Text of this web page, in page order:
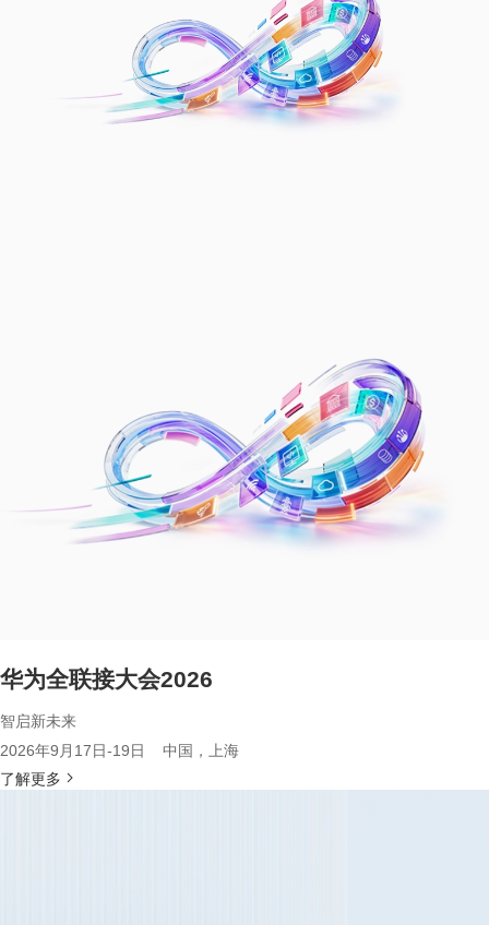
华为全联接大会2026
智启新未来
2026年9月17日-19日 中国，上海
了解更多